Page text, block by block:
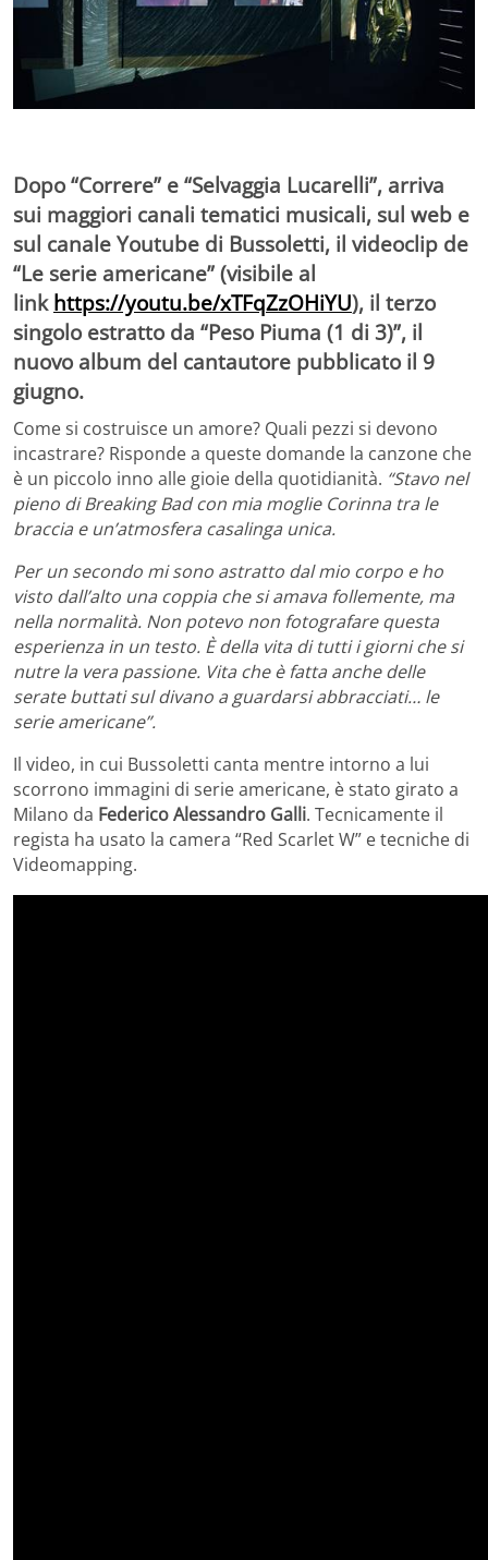
Dopo “Correre” e “Selvaggia Lucarelli”, arriva
sui maggiori canali tematici musicali, sul web e
sul canale Youtube di Bussoletti, il videoclip de
“Le serie americane” (visibile al
link https://youtu.be/xTFqZzOHiYU), il terzo
singolo estratto da “Peso Piuma (1 di 3)”, il
nuovo album del cantautore pubblicato il 9
giugno.
Come si costruisce un amore? Quali pezzi si devono
incastrare? Risponde a queste domande la canzone che
è un piccolo inno alle gioie della quotidianità. “Stavo nel
pieno di Breaking Bad con mia moglie Corinna tra le
braccia e un’atmosfera casalinga unica.
Per un secondo mi sono astratto dal mio corpo e ho
visto dall’alto una coppia che si amava follemente, ma
nella normalità. Non potevo non fotografare questa
esperienza in un testo. È della vita di tutti i giorni che si
nutre la vera passione. Vita che è fatta anche delle
serate buttati sul divano a guardarsi abbracciati… le
serie americane”.
Il video, in cui Bussoletti canta mentre intorno a lui
scorrono immagini di serie americane, è stato girato a
Milano da Federico Alessandro Galli. Tecnicamente il
regista ha usato la camera “Red Scarlet W” e tecniche di
Videomapping.